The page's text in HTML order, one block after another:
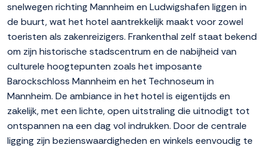
snelwegen richting Mannheim en Ludwigshafen liggen in
de buurt, wat het hotel aantrekkelijk maakt voor zowel
toeristen als zakenreizigers. Frankenthal zelf staat bekend
om zijn historische stadscentrum en de nabijheid van
culturele hoogtepunten zoals het imposante
Barockschloss Mannheim en het Technoseum in
Mannheim. De ambiance in het hotel is eigentijds en
zakelijk, met een lichte, open uitstraling die uitnodigt tot
ontspannen na een dag vol indrukken. Door de centrale
ligging zijn bezienswaardigheden en winkels eenvoudig te